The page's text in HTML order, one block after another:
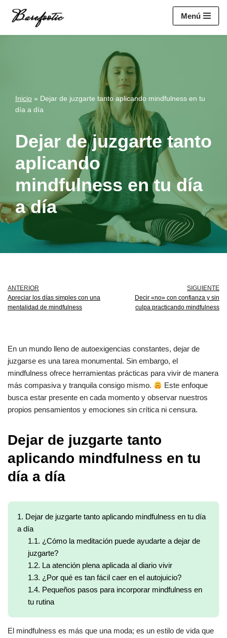
Menú
Inicio » Dejar de juzgarte tanto aplicando mindfulness en tu
día a día
Dejar de juzgarte tanto
aplicando
mindfulness en tu día
a día
ANTERIOR
Apreciar los días simples con una
mentalidad de mindfulness
SIGUIENTE
Decir «no» con confianza y sin
culpa practicando mindfulness
En un mundo lleno de autoexigencias constantes, dejar de
juzgarse es una tarea monumental. Sin embargo, el
mindfulness ofrece herramientas prácticas para vivir de manera
más compasiva y tranquila consigo mismo.
Este enfoque
busca estar presente en cada momento y observar nuestros
propios pensamientos y emociones sin crítica ni censura.
Dejar de juzgarte tanto
aplicando mindfulness en tu
día a día
1. Dejar de juzgarte tanto aplicando mindfulness en tu día
a día
1.1. ¿Cómo la meditación puede ayudarte a dejar de
juzgarte?
1.2. La atención plena aplicada al diario vivir
1.3. ¿Por qué es tan fácil caer en el autojuicio?
1.4. Pequeños pasos para incorporar mindfulness en
tu rutina
El mindfulness es más que una moda; es un estilo de vida que